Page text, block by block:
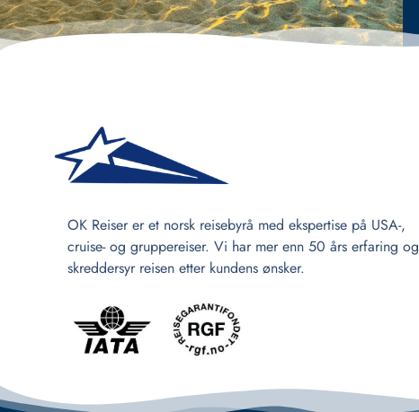
OK Reiser er et norsk reisebyrå med ekspertise på USA-,
cruise- og gruppereiser. Vi har mer enn 50 års erfaring og
skreddersyr reisen etter kundens ønsker.